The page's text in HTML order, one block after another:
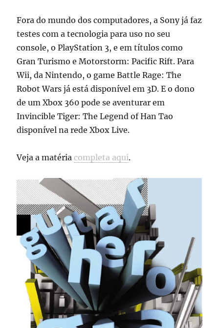
Fora do mundo dos computadores, a Sony já faz
testes com a tecnologia para uso no seu
console, o PlayStation 3, e em títulos como
Gran Turismo e Motorstorm: Pacific Rift. Para
Wii, da Nintendo, o game Battle Rage: The
Robot Wars já está disponível em 3D. E o dono
de um Xbox 360 pode se aventurar em
Invincible Tiger: The Legend of Han Tao
disponível na rede Xbox Live.
Veja a matériacompleta aqui.